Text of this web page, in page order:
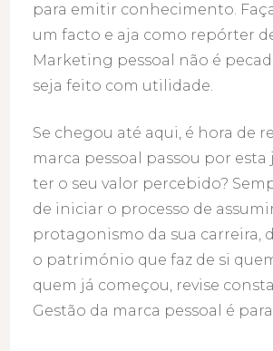
para emitir conhecimento.
um facto e aja como repórter
Marketing pessoal não é
seja feito com utilidade.
Se chegou até aqui, é hora de
marca pessoal passou por esta
ter o seu valor percebido?
de iniciar o processo de
protagonismo da sua carreira,
o património que faz de si
quem já começou, revise
Gestão da marca pessoal é